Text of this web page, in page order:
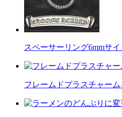
スペーサーリング6mmサ
フレームドプラスチャー